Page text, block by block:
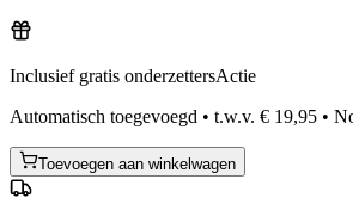
Inclusief gratis onderzettersActie
Automatisch toegevoegd • t.w.v. € 19,95 •
Toevoegen aan winkelwagen